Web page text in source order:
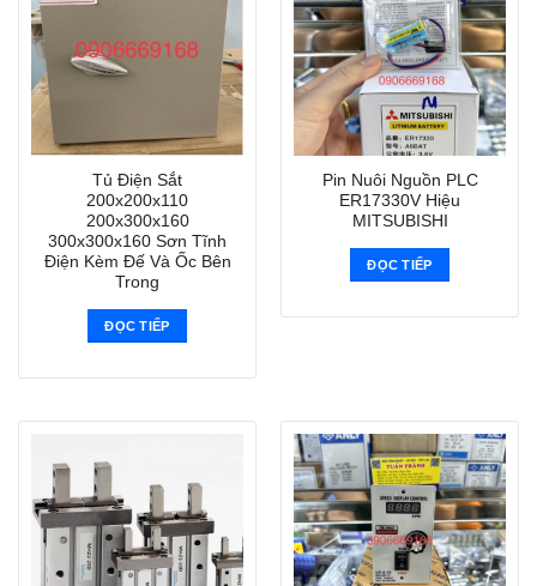
Tủ Điện Sắt
200x200x110
200x300x160
300x300x160 Sơn Tĩnh
Điện Kèm Đế Và Ốc Bên
Trong
ĐỌC TIẾP
Pin Nuôi Nguồn PLC
ER17330V Hiệu
MITSUBISHI
ĐỌC TIẾP